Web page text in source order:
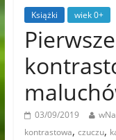
Książki wiek 0+
03/09/2019
kontrastowa, czuczu,